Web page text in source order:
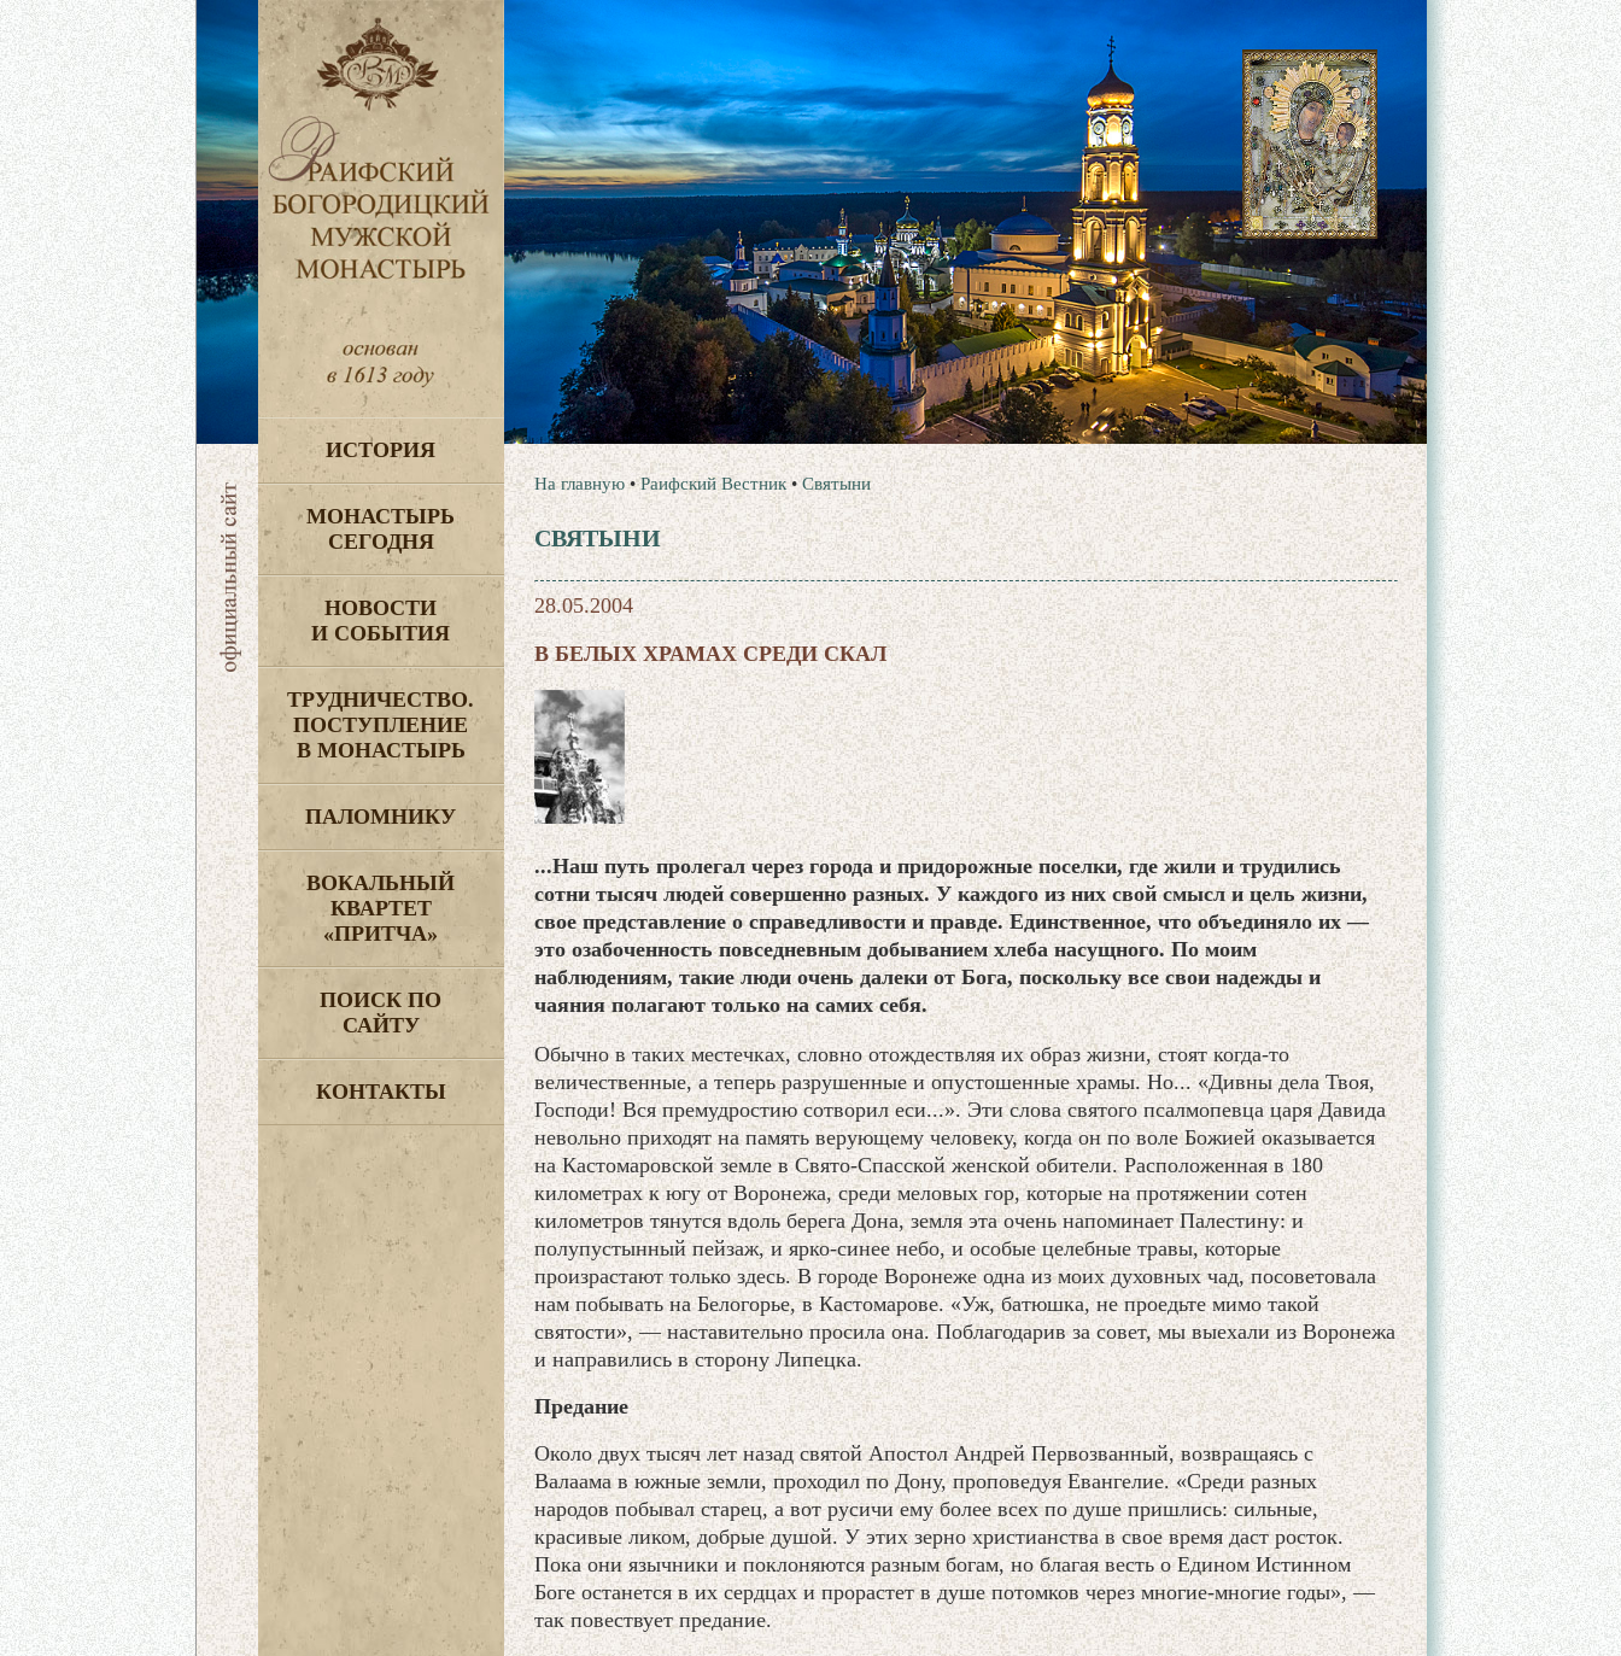
ИСТОРИЯ
МОНАСТЫРЬ
СЕГОДНЯ
НОВОСТИ
И СОБЫТИЯ
ТРУДНИЧЕСТВО.
ПОСТУПЛЕНИЕ
В МОНАСТЫРЬ
ПАЛОМНИКУ
ВОКАЛЬНЫЙ
КВАРТЕТ
«ПРИТЧА»
ПОИСК ПО
САЙТУ
КОНТАКТЫ
На главную •Раифский Вестник •Святыни
СВЯТЫНИ
28.05.2004
В БЕЛЫХ ХРАМАХ СРЕДИ СКАЛ
...Наш путь пролегал через города и придорожные поселки, где жили и трудились
сотни тысяч людей совершенно разных. У каждого из них свой смысл и цель жизни,
свое представление о справедливости и правде. Единственное, что объединяло их —
это озабоченность повседневным добыванием хлеба насущного. По моим
наблюдениям, такие люди очень далеки от Бога, поскольку все свои надежды и
чаяния полагают только на самих себя.
Обычно в таких местечках, словно отождествляя их образ жизни, стоят когда-то
величественные, а теперь разрушенные и опустошенные храмы. Но... «Дивны дела Твоя,
Господи! Вся премудростию сотворил еси...». Эти слова святого псалмопевца царя Давида
невольно приходят на память верующему человеку, когда он по воле Божией оказывается
на Кастомаровской земле в Свято-Спасской женской обители. Расположенная в 180
километрах к югу от Воронежа, среди меловых гор, которые на протяжении сотен
километров тянутся вдоль берега Дона, земля эта очень напоминает Палестину: и
полупустынный пейзаж, и ярко-синее небо, и особые целебные травы, которые
произрастают только здесь. В городе Воронеже одна из моих духовных чад, посоветовала
нам побывать на Белогорье, в Кастомарове. «Уж, батюшка, не проедьте мимо такой
святости», — наставительно просила она. Поблагодарив за совет, мы выехали из Воронежа
и направились в сторону Липецка.
Предание
Около двух тысяч лет назад святой Апостол Андрей Первозванный, возвращаясь с
Валаама в южные земли, проходил по Дону, проповедуя Евангелие. «Среди разных
народов побывал старец, а вот русичи ему более всех по душе пришлись: сильные,
красивые ликом, добрые душой. У этих зерно христианства в свое время даст росток.
Пока они язычники и поклоняются разным богам, но благая весть о Едином Истинном
Боге останется в их сердцах и прорастет в душе потомков через многие-многие годы», —
так повествует предание.